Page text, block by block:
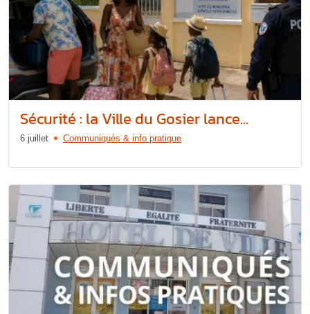
Sécurité : la Ville du Gosier lance...
6 juillet Communiqués & info pratique